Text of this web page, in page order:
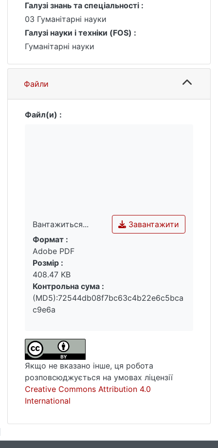
Галузі знань та спеціальності :
03 Гуманітарні науки
Галузі науки і техніки (FOS) :
Гуманітарні науки
Файли
Файл(и) :
Вантажиться...
Вантажиться...
Завантажити
Формат :
Adobe PDF
Розмір :
408.47 KB
Контрольна сума :
(MD5):72544db08f7bc63c4b22e6c5bca
c9e6a
Якщо не вказано інше, ця робота
розповсюджується на умовах ліцензії
Creative Commons Attribution 4.0
International